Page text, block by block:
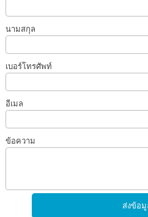
นามสกุล
เบอร์โทรศัพท์
อีเมล
ข้อความ